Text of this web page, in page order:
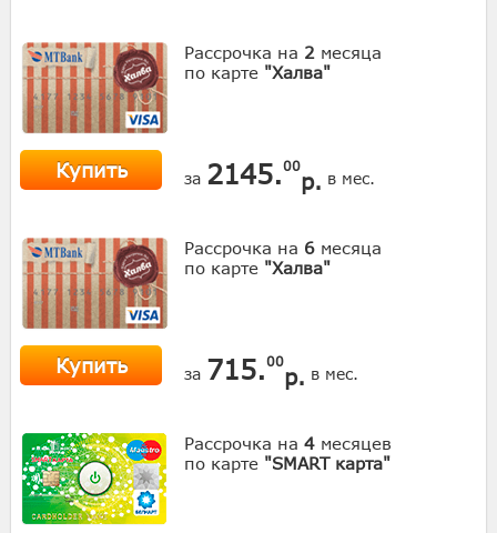
Рассрочка на 2 месяца
по карте "Халва"
Купить за 2145.00
р. в мес.
Рассрочка на 6 месяца
по карте "Халва"
Купить за 715.00
р. в мес.
Рассрочка на 4 месяцев
по карте "SMART карта"